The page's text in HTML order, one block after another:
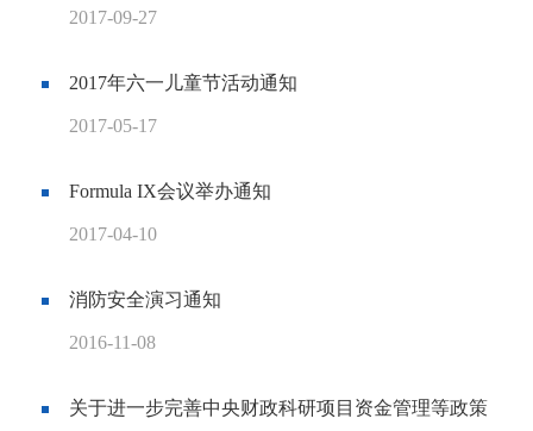
2017-09-27
2017年六一儿童节活动通知
2017-05-17
Formula IX会议举办通知
2017-04-10
消防安全演习通知
2016-11-08
关于进一步完善中央财政科研项目资金管理等政策